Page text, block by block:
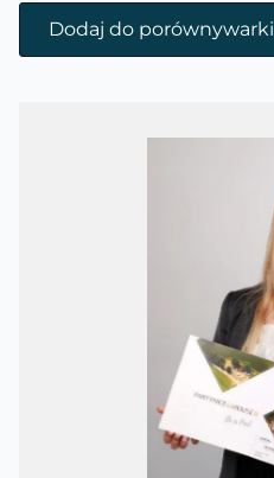
Dodaj do porównywarki